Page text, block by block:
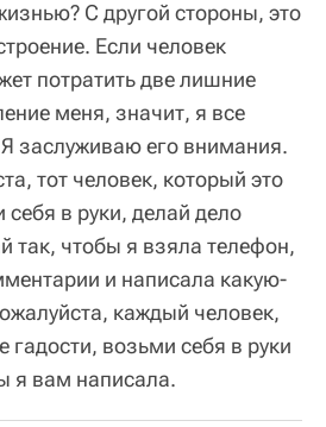
С другой стороны, это
Если человек
потратить две лишние
меня, значит, я все
заслуживаю его внимания.
тот человек, который это
себя в руки, делай дело
так, чтобы я взяла телефон,
и написала какую-
каждый человек,
возьми себя в руки
я вам написала.